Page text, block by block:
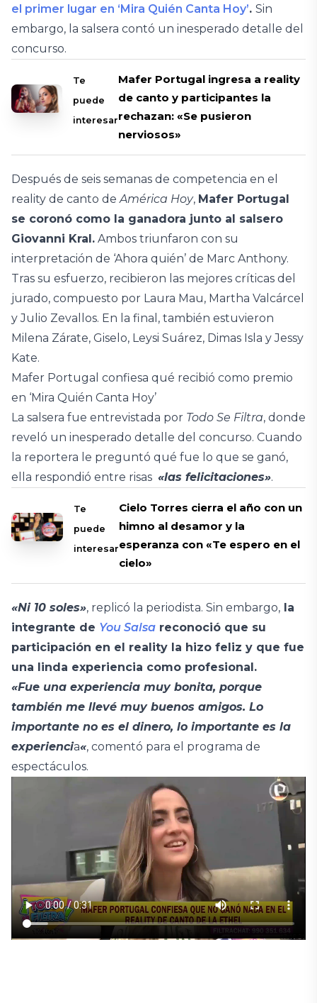
el primer lugar en ‘Mira Quién Canta Hoy’. Sin
embargo, la salsera contó un inesperado detalle del
concurso.
Te
puede
interesar
Mafer Portugal ingresa a reality
de canto y participantes la
rechazan: «Se pusieron
nerviosos»
Después de seis semanas de competencia en el
reality de canto deAmérica Hoy, Mafer Portugal
se coronó como la ganadora junto al salsero
Giovanni Kral. Ambos triunfaron con su
interpretación de ‘Ahora quién’ de Marc Anthony.
Tras su esfuerzo, recibieron las mejores críticas del
jurado, compuesto por Laura Mau, Martha Valcárcel
y Julio Zevallos. En la final, también estuvieron
Milena Zárate, Giselo, Leysi Suárez, Dimas Isla y Jessy
Kate.
Mafer Portugal confiesa qué recibió como premio
en ‘Mira Quién Canta Hoy’
La salsera fue entrevistada por Todo Se Filtra, donde
reveló un inesperado detalle del concurso. Cuando
la reportera le preguntó qué fue lo que se ganó,
ella respondió entre risas «las felicitaciones».
Te
puede
interesar
Cielo Torres cierra el año con un
himno al desamor y la
esperanza con «Te espero en el
cielo»
«Ni 10 soles», replicó la periodista. Sin embargo, la
integrante de You Salsa reconoció que su
participación en el reality la hizo feliz y que fue
una linda experiencia como profesional.
«Fue una experiencia muy bonita, porque
también me llevé muy buenos amigos. Lo
importante no es el dinero, lo importante es la
experiencia«, comentó para el programa de
espectáculos.